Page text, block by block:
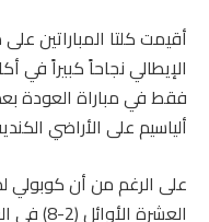
أقيمت كلتا المباراتين
الإيطالي نجاحاً كبيراً
فقط في مباراة العودة
ألياسيم على الأراضي
على الرغم من أن
العشرة